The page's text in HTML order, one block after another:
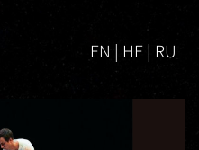
EN | HE | RU